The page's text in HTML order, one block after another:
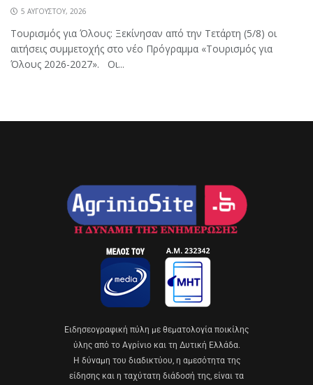
5 ΑΥΓΟΎΣΤΟΥ, 2026
Τουρισμός για Όλους: Ξεκίνησαν από την Τετάρτη (5/8) οι
αιτήσεις συμμετοχής στο νέο Πρόγραμμα «Τουρισμός για
Όλους 2026-2027». Οι...
Eιδησεογραφική πύλη με θεματολογία ποικίλης
ύλης από το Αγρίνιο και τη Δυτική Ελλάδα.
Η δύναμη του διαδικτύου, η αμεσότητα της
είδησης και η ταχύτατη διάδοσή της, είναι τα